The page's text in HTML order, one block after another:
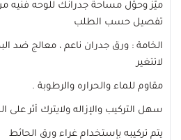
ميّز وحوّل مساحة جدرانك للوحه فنيه
تفصيل حسب الطلب
الخامة : ورق جدران ناعم ، معالج ضد
لاتتغير
مقاوم للماء والحراره والرطوبة .
سهل التركيب والإزاله ولايترك أثر على
يتم تركيبه بإستخدام غراء ورق الحائط